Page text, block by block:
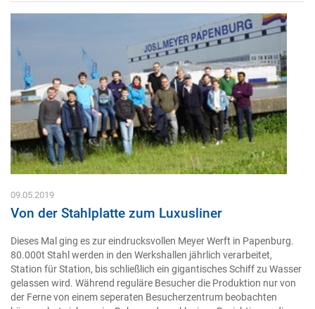
09.05.2019
Von der Stahlplatte zum Luxusliner
Dieses Mal ging es zur eindrucksvollen Meyer Werft in Papenburg.
80.000t Stahl werden in den Werkshallen jährlich verarbeitet,
Station für Station, bis schließlich ein gigantisches Schiff zu Wasser
gelassen wird. Während reguläre Besucher die Produktion nur von
der Ferne von einem seperaten Besucherzentrum beobachten